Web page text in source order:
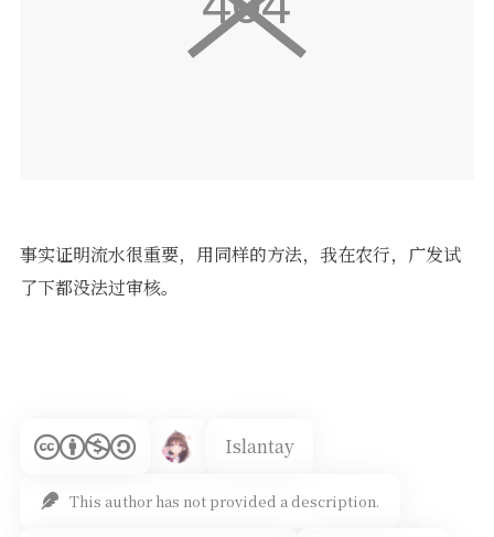
事实证明流水很重要，用同样的方法，我在农行，广发试
了下都没法过审核。
Islantay
This author has not provided a description.